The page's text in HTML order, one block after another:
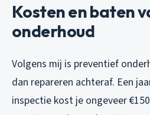
Kosten en baten
onderhoud
Volgens mij is preventief
dan repareren achteraf. Een
inspectie kost je ongeveer